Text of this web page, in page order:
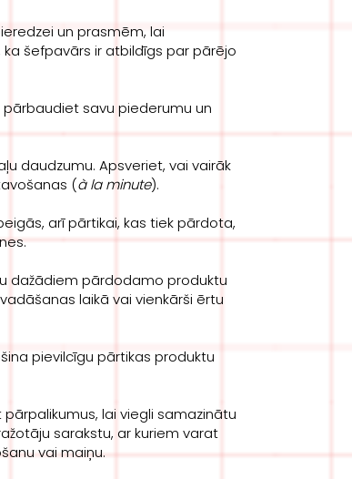
un prasmēm, lai
šefpavārs ir atbildīgs par pārējo
pārbaudiet savu piederumu un
daudzumu. Apsveriet, vai vairāk
(à la minute).
arī pārtikai, kas tiek pārdota,
dažādiem pārdodamo produktu
laikā vai vienkārši ērtu
pievilcīgu pārtikas produktu
lai viegli samazinātu
sarakstu, ar kuriem varat
vai maiņu.